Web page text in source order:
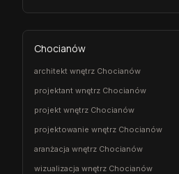
Chocianów
architekt wnętrz Chocianów
projektant wnętrz Chocianów
projekt wnętrz Chocianów
projektowanie wnętrz Chocianów
aranżacja wnętrz Chocianów
wizualizacja wnętrz Chocianów